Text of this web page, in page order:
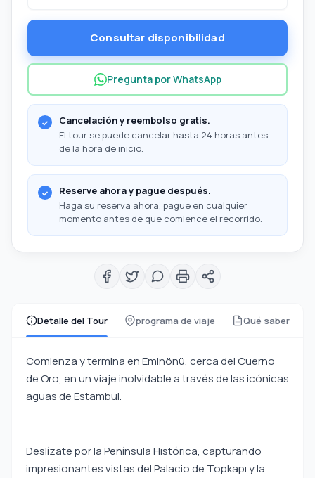
Detalle del Tour programa de viaje Qué saber
Comienza y termina en Eminönü, cerca del Cuerno
de Oro, en un viaje inolvidable a través de las icónicas
aguas de Estambul.
Deslízate por la Península Histórica, capturando
impresionantes vistas del Palacio de Topkapı y la
Consultar disponibilidad
Pregunta por WhatsApp
Cancelación y reembolso gratis.
El tour se puede cancelar hasta 24 horas antes
de la hora de inicio.
Reserve ahora y pague después.
Haga su reserva ahora, pague en cualquier
momento antes de que comience el recorrido.